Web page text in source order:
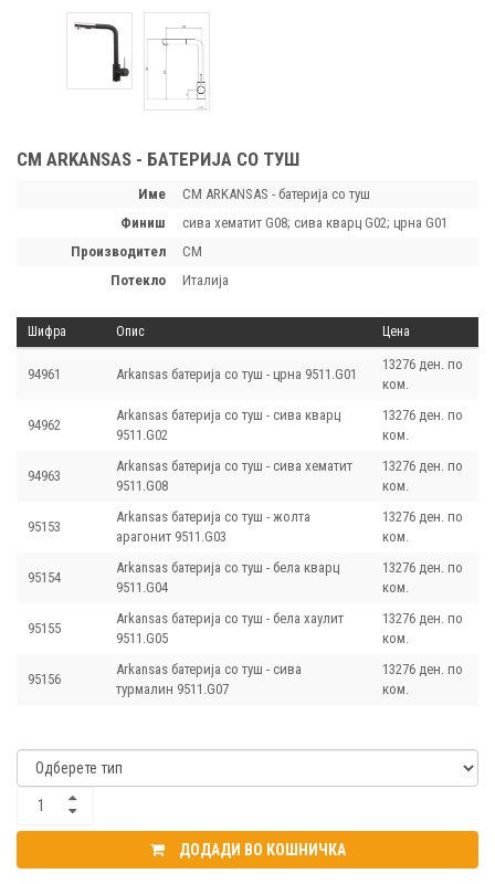
CM ARKANSAS - БАТЕРИЈА СО ТУШ
Име
CM ARKANSAS - батерија со туш
финиш
сива хематит G08; сива кварц G02; црна G01
производител
CM
потекло
Италија
Шифра Опис Цена
94961 Arkansas батерија со туш - црна 9511.G01
13276 ден. по
ком.
94962
Arkansas батерија со туш - сива кварц
9511.G02
13276 ден. по
ком.
94963
Arkansas батерија со туш - сива хематит
9511.G08
13276 ден. по
ком.
95153
Arkansas батерија со туш - жолта
арагонит 9511.G03
13276 ден. по
ком.
95154
Arkansas батерија со туш - бела кварц
9511.G04
13276 ден. по
ком.
95155
Arkansas батерија со туш - бела хаулит
9511.G05
13276 ден. по
ком.
95156
Arkansas батерија со туш - сива
турмалин 9511.G07
13276 ден. по
ком.
ДОДАДИ ВО КОШНИЧКА